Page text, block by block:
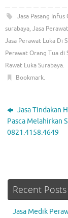
Jasa Pasang Infus
surabaya, Jasa
Jasa Perawat Luka Di
Perawat Orang Tua di
Rawat Luka Surabaya.
Bookmark.
Jasa Tindakan
Pasca Melahirkan
0821.4158.4649
Recent Posts
Jasa Medik